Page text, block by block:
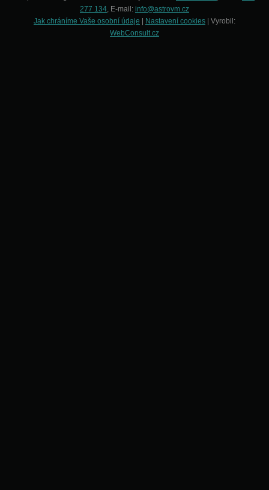
277 134, E-mail: info@astrovm.cz
Jak chráníme Vaše osobní údaje
Nastavení cookies | Vyrobil:
WebConsult.cz